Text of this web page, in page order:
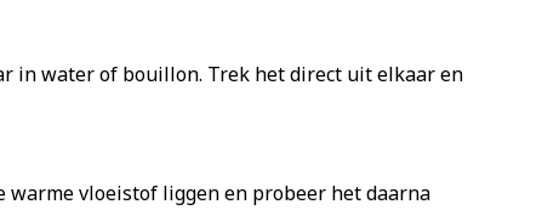
in water of bouillon. Trek het direct uit elkaar en
warme vloeistof liggen en probeer het daarna